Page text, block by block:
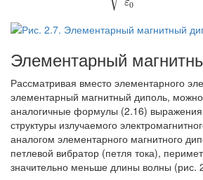
ε0
Элементарный
Рассматривая вместо элементарного
элементарный магнитный диполь,
аналогичные формулы (2.16)
структуры излучаемого
аналогом элементарного магнитного
петлевой вибратор (петля тока),
значительно меньше длины волны (рис.